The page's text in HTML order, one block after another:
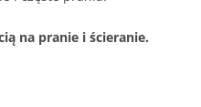
na pranie i ścieranie.